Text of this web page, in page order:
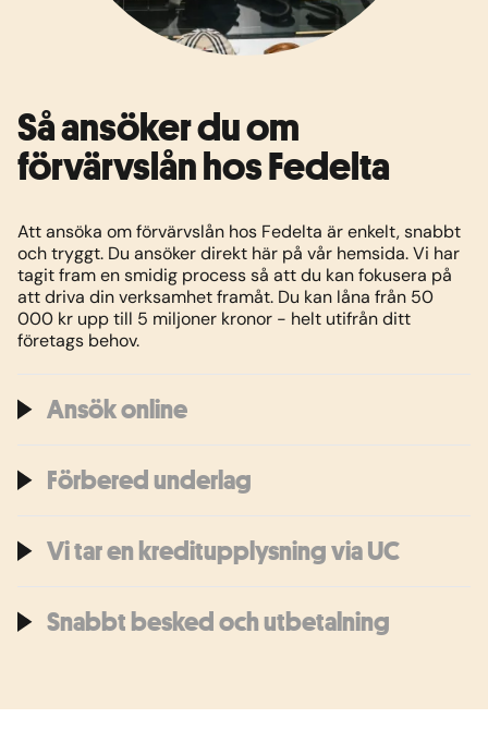
Så ansöker du om
förvärvslån hos Fedelta
Att ansöka om förvärvslån hos Fedelta är enkelt, snabbt
och tryggt. Du ansöker direkt här på vår hemsida. Vi har
tagit fram en smidig process så att du kan fokusera på
att driva din verksamhet framåt. Du kan låna från 50
000 kr upp till 5 miljoner kronor - helt utifrån ditt
företags behov.
Ansök online
Förbered underlag
Vi tar en kreditupplysning via UC
Snabbt besked och utbetalning